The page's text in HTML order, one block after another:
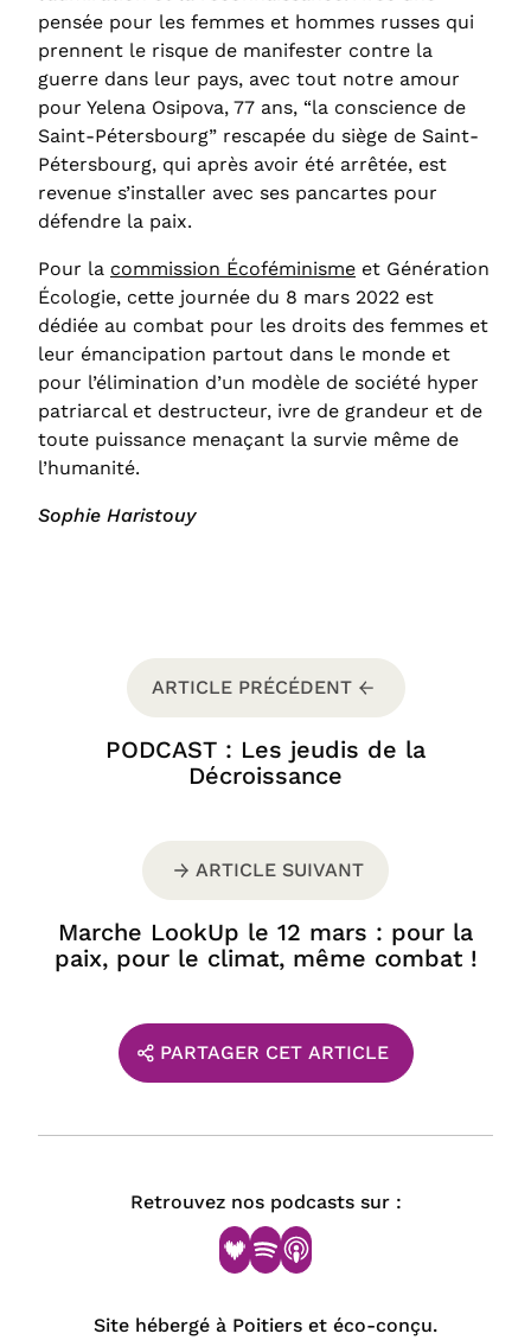
pensée pour les femmes et hommes russes qui
prennent le risque de manifester contre la
guerre dans leur pays, avec tout notre amour
pour Yelena Osipova, 77 ans, “la conscience de
Saint-Pétersbourg” rescapée du siège de Saint-
Pétersbourg, qui après avoir été arrêtée, est
revenue s’installer avec ses pancartes pour
défendre la paix.
Pour la commission Écoféminisme et Génération
Écologie, cette journée du 8 mars 2022 est
dédiée au combat pour les droits des femmes et
leur émancipation partout dans le monde et
pour l’élimination d’un modèle de société hyper
patriarcal et destructeur, ivre de grandeur et de
toute puissance menaçant la survie même de
l’humanité.
Sophie Haristouy
ARTICLE PRÉCÉDENT
PODCAST : Les jeudis de la
Décroissance
ARTICLE SUIVANT
Marche LookUp le 12 mars : pour la
paix, pour le climat, même combat !
PARTAGER CET ARTICLE
Retrouvez nos podcasts sur :
Site hébergé à Poitiers et éco-conçu.